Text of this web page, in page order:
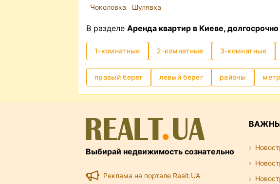
Чоколовка
Шулявка
В разделе Аренда квартир в Киеве, долгосрочно
1-комнатные 2-комнатные 3-комнатные
правый берег левый берег районы
Выбирай недвижимость сознательно
Реклама на портале Realt.UA